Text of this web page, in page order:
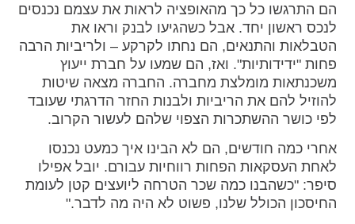
הם התרגשו כל כך מהאופציה לראות את עצמם נכנסים
לנכס ראשון יחד. אבל כשהגיעו לבנק וראו את
הטבלאות והתנאים, הם נחתו לקרקע – ולריביות הרבה
פחות "ידידותיות". ואז, הם שמעו על חברת ייעוץ
משכנתאות מומלצת מחברה. החברה מצאה שיטות
להוזיל להם את הריביות ולבנות החזר הדרגתי שעובד
לפי כושר ההשתכרות הצפוי שלהם לעשור הקרוב.
אחרי כמה חודשים, הם לא הבינו איך כמעט נכנסו
לאחת העסקאות הפחות רווחיות עבורם. יובל אפילו
סיפר: "כשהבנו כמה שכר הטרחה ליועצים קטן לעומת
החיסכון הכולל שלנו, פשוט לא היה מה לדבר."